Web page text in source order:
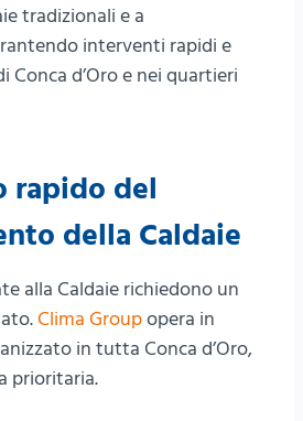
tradizionali e a
interventi rapidi e
Conca d’Oro e nei quartieri
rapido del
della Caldaie
alla Caldaie richiedono un
Clima Groupopera in
in tutta Conca d’Oro,
prioritaria.